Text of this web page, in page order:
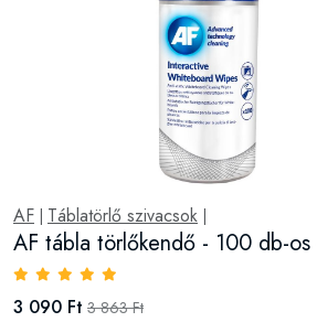
AF Táblatörlő szivacsok
AF tábla törlőkendő - 100 db-os
3 090 Ft 3 863 Ft